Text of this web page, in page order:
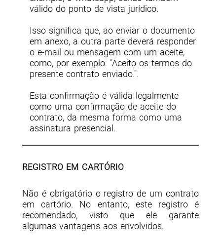
válido do ponto de vista jurídico.
Isso significa que, ao enviar o documento
em anexo, a outra parte deverá responder
o e-mail ou mensagem com um aceite,
como, por exemplo: "Aceito os termos do
presente contrato enviado.".
Esta confirmação é válida legalmente
como uma confirmação de aceite do
contrato, da mesma forma como uma
assinatura presencial.
REGISTRO EM CARTÓRIO
Não é obrigatório o registro de um contrato
em cartório. No entanto, este registro é
recomendado, visto que ele garante
algumas vantagens aos envolvidos.